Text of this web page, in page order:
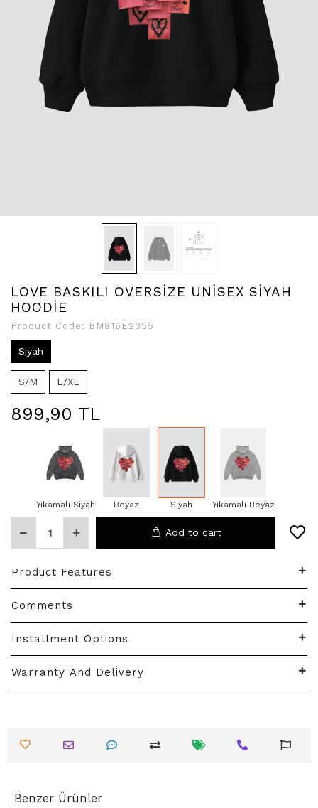
LOVE BASKILI OVERSİZE UNİSEX SİYAH
HOODİE
Product Code: BM816E2355
Siyah
S/M L/XL
899,90 TL
Yıkamalı Siyah Beyaz Siyah Yıkamalı Beyaz
Add to cart
Product Features
Comments
Installment Options
Warranty And Delivery
Benzer Ürünler